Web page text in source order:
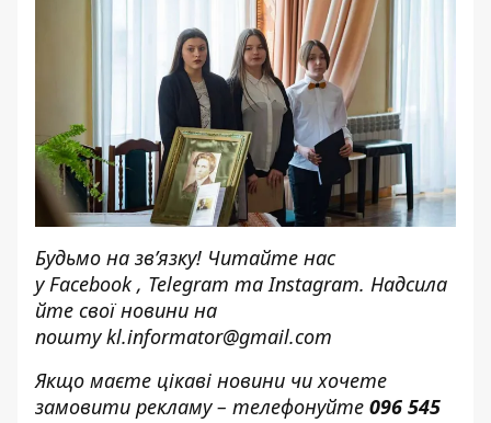
Будьмо на зв’язку! Читайте нас
уFacebook, Telegram таInstagram. Надсила
йте свої новини на
поштуkl.informator@gmail.com
Якщо маєте цікаві новини чи хочете
замовити рекламу – телефонуйте 096 545